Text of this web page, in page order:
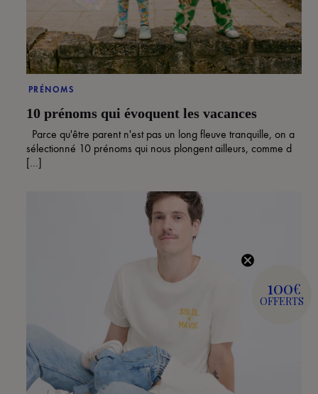
PRÉNOMS
10 prénoms qui évoquent les vacances
Parce qu'être parent n'est pas un long fleuve tranquille, on a
sélectionné 10 prénoms qui nous plongent ailleurs, comme d
[...]
100€
OFFERTS